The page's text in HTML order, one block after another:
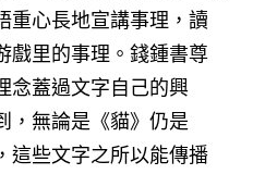
重心長地宣講事理，讀
戲里的事理。錢鍾書尊
念蓋過文字自己的興
，無論是《貓》仍是
這些文字之所以能傳播